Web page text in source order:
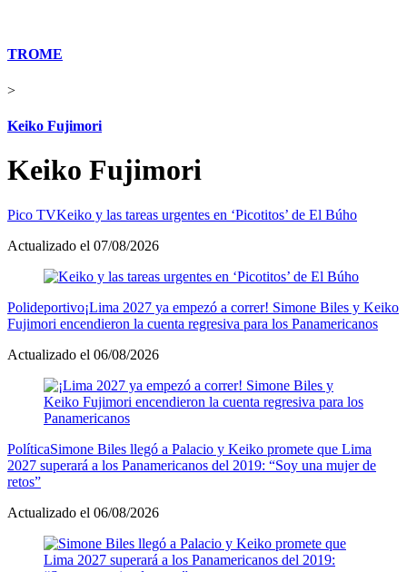
TROME
>
Keiko Fujimori
Keiko Fujimori
Pico TVKeiko y las tareas urgentes en ‘Picotitos’ de El Búho
Actualizado el 07/08/2026
Polideportivo¡Lima 2027 ya empezó a correr! Simone Biles y Keiko
Fujimori encendieron la cuenta regresiva para los Panamericanos
Actualizado el 06/08/2026
PolíticaSimone Biles llegó a Palacio y Keiko promete que Lima
2027 superará a los Panamericanos del 2019: “Soy una mujer de
retos”
Actualizado el 06/08/2026